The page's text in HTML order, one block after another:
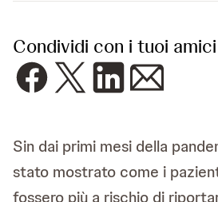
Condividi con i tuoi amici
Sin dai primi mesi della
stato mostrato come i
fossero più a rischio di